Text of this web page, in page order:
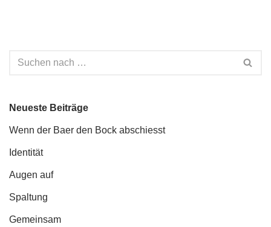
Neueste Beiträge
Wenn der Baer den Bock abschiesst
Identität
Augen auf
Spaltung
Gemeinsam